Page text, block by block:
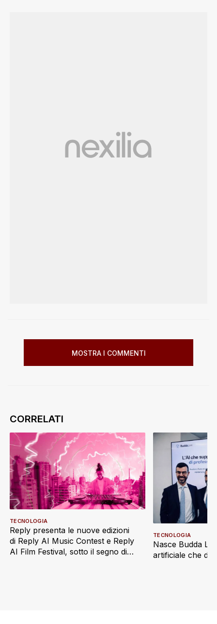
MOSTRA I COMMENTI
Reply presenta le nuove edizioni
di Reply AI Music Contest e Reply
AI Film Festival, sotto il segno di
TECNOLOGIA
Nasce Budda
artificiale che
TECNOLOGIA